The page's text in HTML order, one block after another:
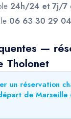
24h/24 et 7j/7
06 63 30 29 04
—
Tholonet
un réservation
de Marseille